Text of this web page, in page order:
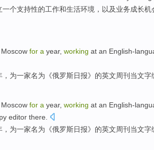
一个支持性的工作和生活环境 ， 以及业务成长机
Moscow for a year, working at an English-
， 为一家名为 《俄罗斯日报》的英文周刊当文字
Moscow for a year, working at an English-
editor there.
， 为一家名为 《俄罗斯日报》的英文周刊 当文字